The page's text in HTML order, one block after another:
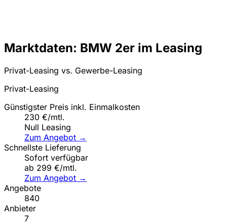
Marktdaten: BMW 2er im Leasing
Privat-Leasing vs. Gewerbe-Leasing
Privat-Leasing
Günstigster Preis inkl. Einmalkosten
230 €/mtl.
Null Leasing
Zum Angebot →
Schnellste Lieferung
Sofort verfügbar
ab 299 €/mtl.
Zum Angebot →
Angebote
840
Anbieter
7